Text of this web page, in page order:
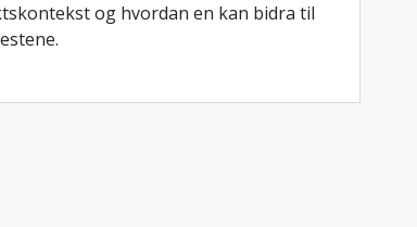
og hvordan en kan bidra til